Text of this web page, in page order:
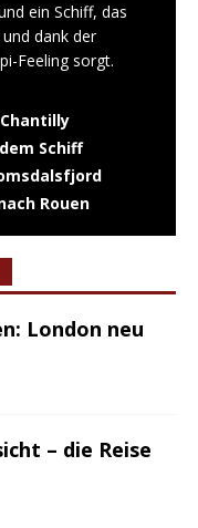
ein Schiff, das
dank der
Feeling sorgt.
Schiff
Rouen
London neu
– die Reise